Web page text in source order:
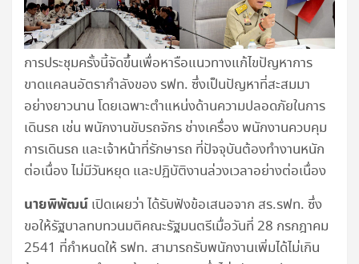
การประชุมครั้งนี้จัดขึ้นเพื่อหารือแนวทางแก้ไขปัญหาการ
ขาดแคลนอัตรากำลังของ รฟท. ซึ่งเป็นปัญหาที่สะสมมา
อย่างยาวนาน โดยเฉพาะตำแหน่งด้านความปลอดภัยในการ
เดินรถ เช่น พนักงานขับรถจักร ช่างเครื่อง พนักงานควบคุม
การเดินรถ และเจ้าหน้าที่รักษารถ ที่ปัจจุบันต้องทำงานหนัก
ต่อเนื่อง ไม่มีวันหยุด และปฏิบัติงานล่วงเวลาอย่างต่อเนื่อง
นายพิพัฒน์ เปิดเผยว่า ได้รับฟังข้อเสนอจาก สร.รฟท. ซึ่ง
ขอให้รัฐบาลทบทวนมติคณะรัฐมนตรีเมื่อวันที่ 28 กรกฎาคม
2541 ที่กำหนดให้ รฟท. สามารถรับพนักงานเพิ่มได้ไม่เกิน